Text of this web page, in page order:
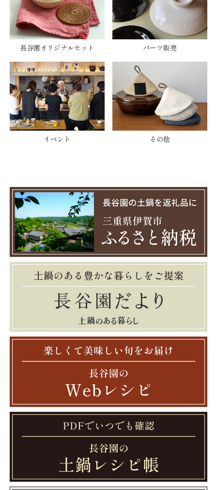
長谷園オリジナルセット パーツ販売
イベント その他